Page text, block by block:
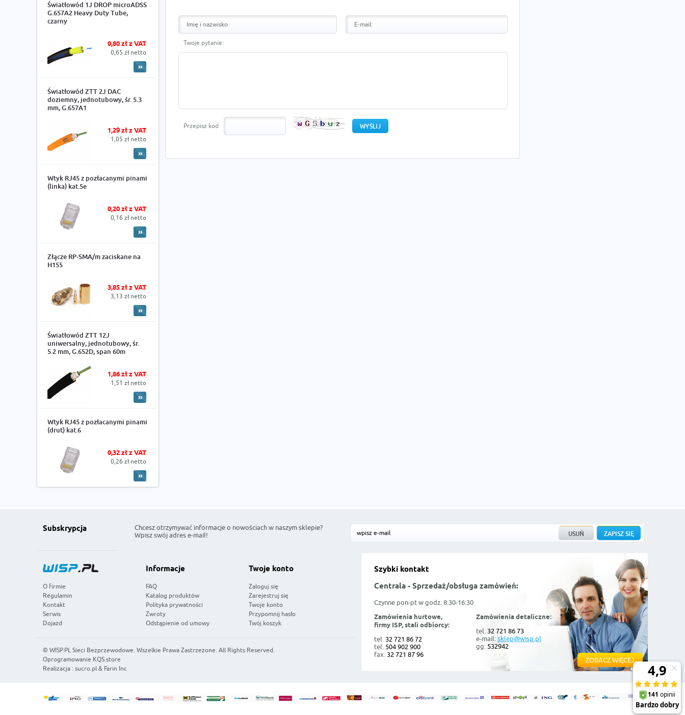
Światłowód 1J DROP microADSS
G.657A2 Heavy Duty Tube,
czarny
0,80 zł z VAT
0,65 zł netto
Światłowód ZTT 2J DAC
doziemny, jednotubowy, śr. 5.3
mm, G.657A1
1,29 zł z VAT
1,05 zł netto
Wtyk RJ45 z pozłacanymi pinami
(linka) kat.5e
0,20 zł z VAT
0,16 zł netto
Złącze RP-SMA/m zaciskane na
H155
3,85 zł z VAT
3,13 zł netto
Światłowód ZTT 12J
uniwersalny, jednotubowy, śr.
5.2 mm, G.652D, span 60m
1,86 zł z VAT
1,51 zł netto
Wtyk RJ45 z pozłacanymi pinami
(drut) kat.6
0,32 zł z VAT
0,26 zł netto
Twoje pytanie:
Przepisz kod
Subskrypcja
Chcesz otrzymywać informacje o nowościach w naszym sklepie?
Wpisz swój adres e-mail!
Szybki kontakt
Centrala - Sprzedaż/obsługa zamówień:
Czynne pon-pt w godz. 8:30-16:30
Zamówienia hurtowe,
firmy ISP, stali odbiorcy:
tel. 32 721 86 72
tel. 504 902 900
fax. 32 721 87 96
Zamówienia detaliczne:
tel. 32 721 86 73
e-mail:sklep@wisp.pl
gg: 532942
ZOBACZ WIĘCEJ
O firmie
Regulamin
Kontakt
Serwis
Dojazd
Informacje
FAQ
Katalog produktów
Polityka prywatności
Zwroty
Odstąpienie od umowy
Twoje konto
Zaloguj się
Zarejestruj się
Twoje konto
Przypomnij hasło
Twój koszyk
©WISP.PL Sieci Bezprzewodowe. Wszelkie Prawa Zastrzeżone. All Rights Reserved.
Oprogramowanie KQS.store
Realizacja :sucro.pl & Farin Inc